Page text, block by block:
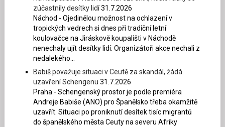
zúčastnily desítky lidí31.7.2026
Náchod - Ojedinělou možnost na ochlazení v
tropických vedrech si dnes při tradiční letní
koulovačce na Jiráskově koupališti v Náchodě
nenechaly ujít desítky lidí. Organizátoři akce nechali z
nedalekého...
Babiš považuje situaci v Ceutě za skandál, žádá
uzavření Schengenu 31.7.2026
Praha - Schengenský prostor je podle premiéra
Andreje Babiše (ANO) pro Španělsko třeba okamžitě
uzavřít. Situaci po proniknutí desítek tisíc migrantů
do španělského města Ceuty na severu Afriky